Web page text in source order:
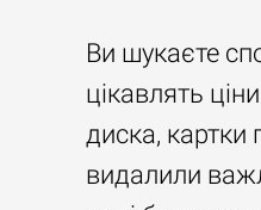
Ви шукаєте
цікавлять
диска,
видалили